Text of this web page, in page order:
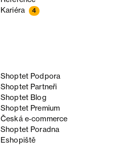
Kariéra 4
Shoptet Podpora
Shoptet Partneři
Shoptet Blog
Shoptet Premium
Česká e‑commerce
Shoptet Poradna
Eshopiště